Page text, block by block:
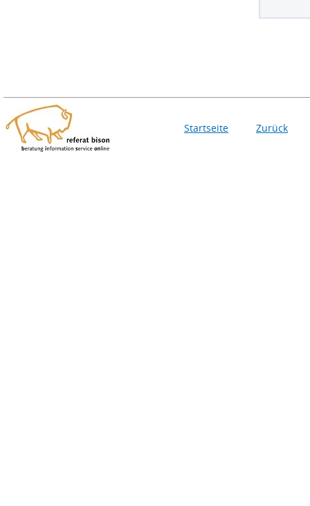
Startseite Zurück